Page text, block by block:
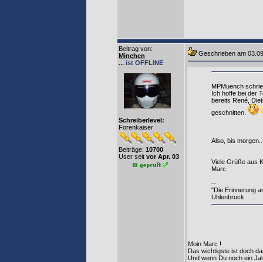
Beitrag von:
Minchen
... ist OFFLINE
Schreiberlevel:
Forenkaiser
Beiträge: 10700
User seit vor Apr. 03
Geschrieben am
MPMuench
Ich hoffe bei der
bereits René,
geschnitten.
Also, bis
Viele Grüße aus
Marc
--
"Die Erinnerung
Uhlenbruck
Moin Marc !
Das wichtigste ist doch
Und wenn Du noch ein